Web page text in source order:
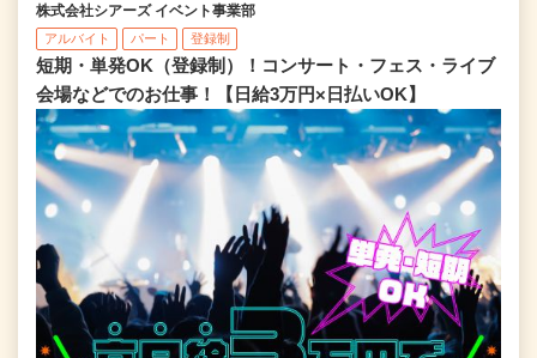
株式会社シアーズ イベント事業部
アルバイト パート 登録制
短期・単発OK（登録制）！コンサート・フェス・ライブ
会場などでのお仕事！【日給3万円×日払いOK】